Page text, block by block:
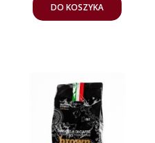
DO KOSZYKA